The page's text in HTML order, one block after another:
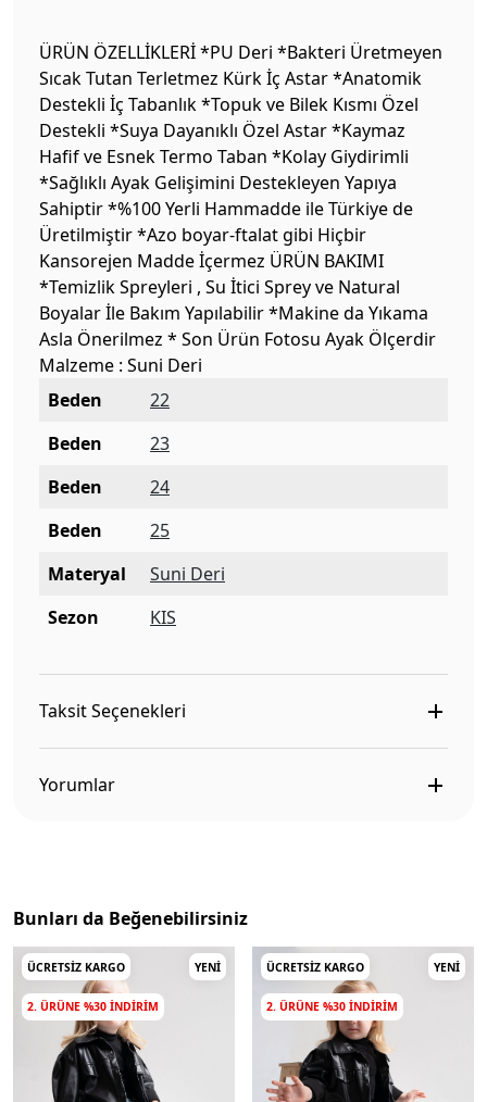
ÜRÜN ÖZELLİKLERİ *PU Deri *Bakteri Üretmeyen
Sıcak Tutan Terletmez Kürk İç Astar *Anatomik
Destekli İç Tabanlık *Topuk ve Bilek Kısmı Özel
Destekli *Suya Dayanıklı Özel Astar *Kaymaz
Hafif ve Esnek Termo Taban *Kolay Giydirimli
*Sağlıklı Ayak Gelişimini Destekleyen Yapıya
Sahiptir *%100 Yerli Hammadde ile Türkiye de
Üretilmiştir *Azo boyar-ftalat gibi Hiçbir
Kansorejen Madde İçermez ÜRÜN BAKIMI
*Temizlik Spreyleri , Su İtici Sprey ve Natural
Boyalar İle Bakım Yapılabilir *Makine da Yıkama
Asla Önerilmez * Son Ürün Fotosu Ayak Ölçerdir
Malzeme : Suni Deri
Beden
22
Beden
23
Beden
24
Beden
25
Materyal
Suni Deri
Sezon
KIS
Taksit Seçenekleri
Yorumlar
Bunları da Beğenebilirsiniz
ÜCRETSIZ KARGO YENI
2. ÜRÜNE %30 INDIRIM
ÜCRETSIZ KARGO YENI
2. ÜRÜNE %30 INDIRIM